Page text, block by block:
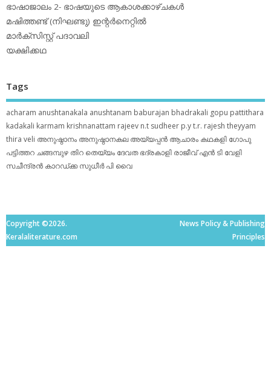
ഭാഷാജാലം 2- ഭാഷയുടെ ആകാശക്കാഴ്ചകള്‍
മഷിത്തണ്ട് (നിഘണ്ടു) ഇന്റര്‍നെറ്റില്‍
മാര്‍ക്‌സിസ്റ്റ് പദാവലി
യക്ഷിക്കഥ
Tags
acharam anushtanakala anushtanam baburajan bhadrakali gopu pattithara
kadakali karmam krishnanattam rajeev n.t sudheer p.yt.r. rajesh theyyam
thira veli അനുഷ്ഠാനം അനുഷ്ഠാനകല അയ്യപ്പന്‍ ആചാരം കഥകളി ഗോപു
പട്ടിത്തറ ചങ്ങമ്പുഴ തിറ തെയ്യം ദേവത ഭദ്രകാളി രാജീവ് എൻ ടി വേളി
സചീന്ദ്രന്‍ കാറഡ്ക്ക സുധീര്‍ പി വൈ
Copyright ©2026.
Keralaliterature.com
News Policy & Publishing
Principles